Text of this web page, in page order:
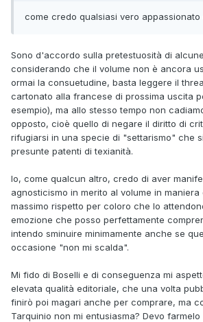
come credo qualsiasi vero appassionato
Sono d'accordo sulla pretestuosità di
considerando che il volume non è ancora
ormai la consuetudine, basta leggere il
cartonato alla francese di prossima uscita
esempio), ma allo stesso tempo non
opposto, cioè quello di negare il diritto di
rifugiarsi in una specie di "settarismo" che
presunte patenti di texianità.
Io, come qualcun altro, credo di aver
agnosticismo in merito al volume in
massimo rispetto per coloro che lo
emozione che posso perfettamente
intendo sminuire minimamente anche se
occasione "non mi scalda".
Mi fido di Boselli e di conseguenza mi
elevata qualità editoriale, che una volta
finirò poi magari anche per comprare, ma
Tarquinio non mi entusiasma? Devo